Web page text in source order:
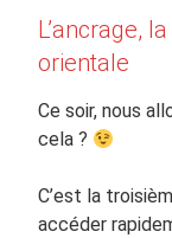
L’ancrage,
orientale
Ce soir, nous
cela ?
C’est la
accéder